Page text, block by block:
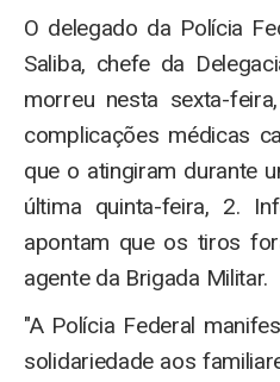
O delegado da Polícia
Saliba, chefe da
morreu nesta sexta-
complicações médicas
que o atingiram durante
última quinta-feira, 2.
apontam que os tiros
agente da Brigada Militar.
"A Polícia Federal
solidariedade aos